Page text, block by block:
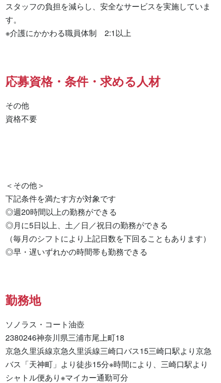
スタッフの負担を減らし、安全なサービスを実施していま
す。
※介護にかかわる職員体制　2:1以上
応募資格・条件・求める人材
その他
資格不要
＜その他＞
下記条件を満たす方が対象です
◎週20時間以上の勤務ができる
◎月に5日以上、土／日／祝日の勤務ができる
（毎月のシフトにより上記日数を下回ることもあります）
◎早・遅いずれかの時間帯も勤務できる
勤務地
ソノラス・コート油壺
2380246神奈川県三浦市尾上町18
京急久里浜線京急久里浜線三崎口バス15三崎口駅より京急
バス「天神町」より徒歩15分※時間により、三崎口駅より
シャトル便あり※マイカー通勤可分